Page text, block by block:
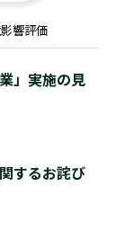
響評価
」実施の見
するお詫び